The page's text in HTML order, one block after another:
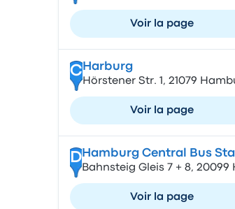
Voir la page
CHarburg
Hörstener Str. 1, 21079
Voir la page
DHamburg Central Bus
Bahnsteig Gleis 7 + 8, 20099
Voir la page